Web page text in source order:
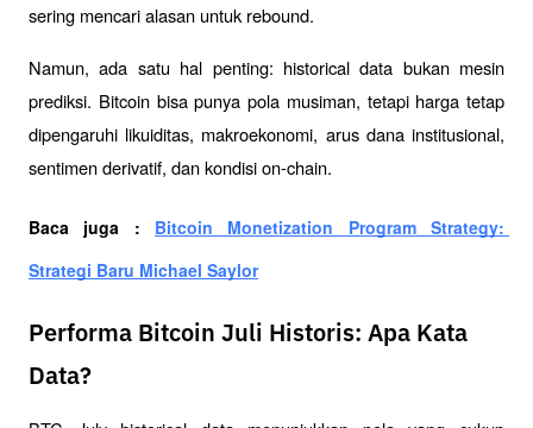
sering mencari alasan untuk rebound.
Namun, ada satu hal penting: historical data bukan mesin
prediksi. Bitcoin bisa punya pola musiman, tetapi harga tetap
dipengaruhi likuiditas, makroekonomi, arus dana institusional,
sentimen derivatif, dan kondisi on-chain.
Baca juga : Bitcoin Monetization Program Strategy:
Strategi Baru Michael Saylor
Performa Bitcoin Juli Historis: Apa Kata
Data?